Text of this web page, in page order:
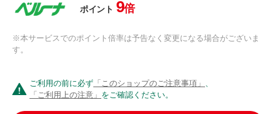
ポイント 9倍
※本サービスでのポイント倍率は予告なく変更になる場合がございま
す。
ご利用の前に必ず 「このショップのご注意事項」 、
「ご利用上の注意」 をご確認ください。